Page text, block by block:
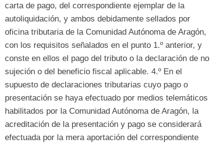
carta de pago, del correspondiente ejemplar de la
autoliquidación, y ambos debidamente sellados por
oficina tributaria de la Comunidad Autónoma de Aragón,
con los requisitos señalados en el punto 1.º anterior, y
conste en ellos el pago del tributo o la declaración de no
sujeción o del beneficio fiscal aplicable. 4.º En el
supuesto de declaraciones tributarias cuyo pago o
presentación se haya efectuado por medios telemáticos
habilitados por la Comunidad Autónoma de Aragón, la
acreditación de la presentación y pago se considerará
efectuada por la mera aportación del correspondiente